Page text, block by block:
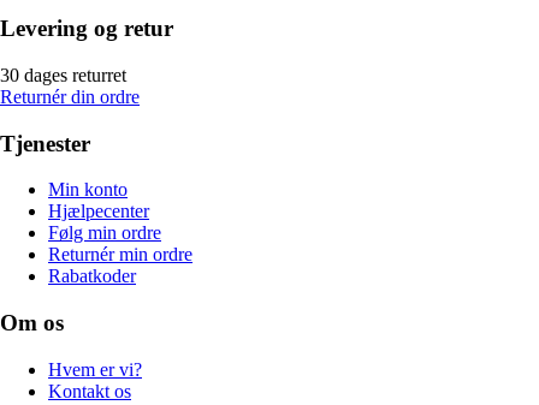
Levering og retur
30 dages returret
Returnér din ordre
Tjenester
Min konto
Hjælpecenter
Følg min ordre
Returnér min ordre
Rabatkoder
Om os
Hvem er vi?
Kontakt os